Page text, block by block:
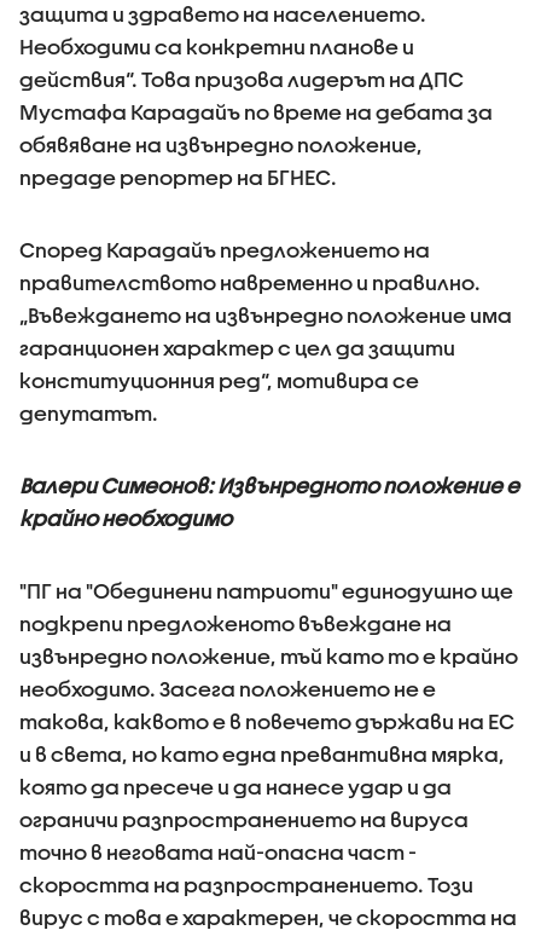
защита и здравето на населението.
Необходими са конкретни планове и
действия“. Това призова лидерът на ДПС
Мустафа Карадайъ по време на дебата за
обявяване на извънредно положение,
предаде репортер на БГНЕС.
Според Карадайъ предложението на
правителството навременно и правилно.
„Въвеждането на извънредно положение има
гаранционен характер с цел да защити
конституционния ред“, мотивира се
депутатът.
Валери Симеонов: Извънредното положение е
крайно необходимо
"ПГ на "Обединени патриоти" единодушно ще
подкрепи предложеното въвеждане на
извънредно положение, тъй като то е крайно
необходимо. Засега положението не е
такова, каквото е в повечето държави на ЕС
и в света, но като една превантивна мярка,
която да пресече и да нанесе удар и да
ограничи разпространението на вируса
точно в неговата най-опасна част -
скоростта на разпространението. Този
вирус с това е характерен, че скоростта на